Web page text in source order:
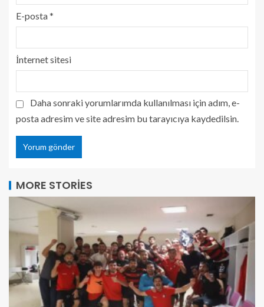
E-posta*
İnternet sitesi
Daha sonraki yorumlarımda kullanılması için adım, e-
posta adresim ve site adresim bu tarayıcıya kaydedilsin.
MORE STORIES